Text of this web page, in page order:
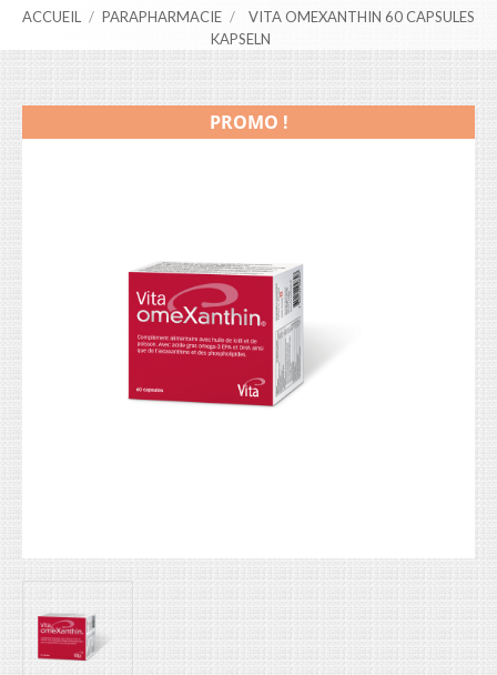
ACCUEIL PARAPHARMACIE
VITA OMEXANTHIN 60 CAPSULES
KAPSELN
PROMO !